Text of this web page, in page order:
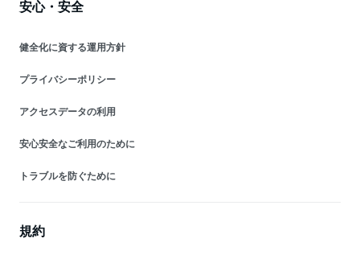
安心・安全
健全化に資する運用方針
プライバシーポリシー
アクセスデータの利用
安心安全なご利用のために
トラブルを防ぐために
規約